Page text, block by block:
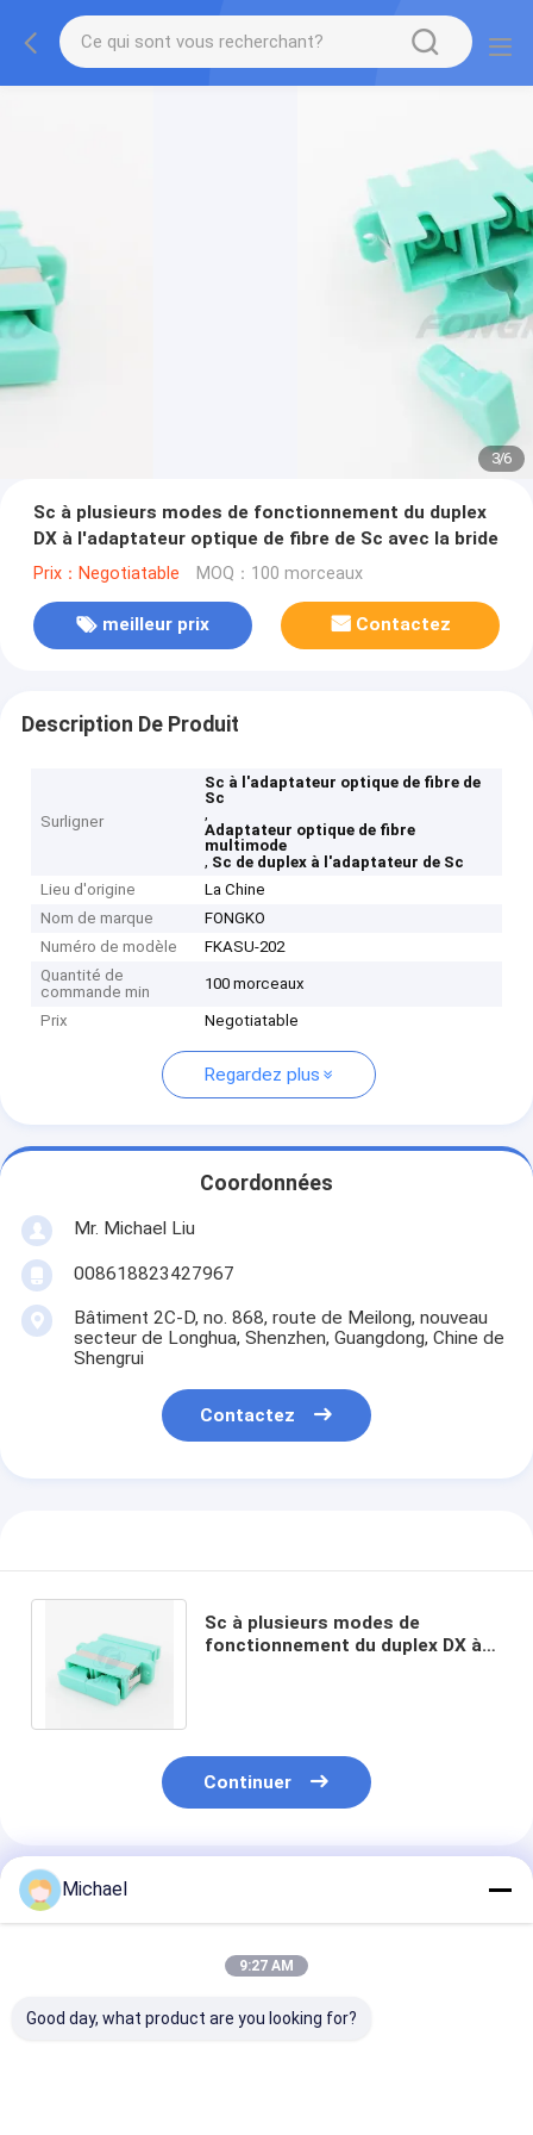
3/6
Sc à plusieurs modes de fonctionnement du duplex
DX à l'adaptateur optique de fibre de Sc avec la bride
Prix：Negotiatable MOQ：100 morceaux
meilleur prix Contactez
Description De Produit
Surligner
Sc à l'adaptateur optique de fibre de
Sc
,
Adaptateur optique de fibre
multimode
, Sc de duplex à l'adaptateur de Sc
Lieu d'origine
La Chine
Nom de marque
FONGKO
Numéro de modèle
FKASU-202
Quantité de
commande min
100 morceaux
Prix Negotiatable
Regardez plus
Coordonnées
Mr. Michael Liu
008618823427967
Bâtiment 2C-D, no. 868, route de Meilong, nouveau
secteur de Longhua, Shenzhen, Guangdong, Chine de
Shengrui
Contactez
Sc à plusieurs modes de
fonctionnement du duplex DX à
Continuer
Produits Recommandés
Michael
9:27 AM
Good day, what product are you looking for?